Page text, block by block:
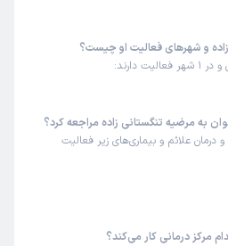
و شهرهای فعالیت او چیست؟
به مرضیه تنگستانی زاده مراجعه کرد؟
علائم و بیماری‌های زیر فعالیت
مرکز درمانی کار می‌کند؟